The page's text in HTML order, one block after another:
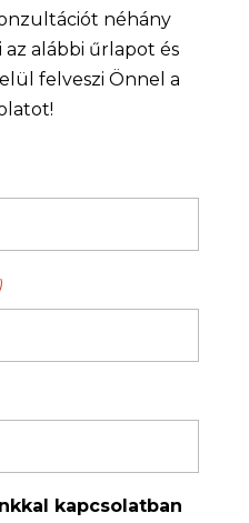
néhány
az alábbi űrlapot és
felveszi Önnel a
kapcsolatban